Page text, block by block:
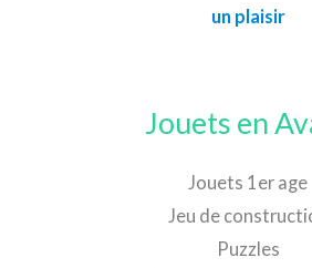
un plaisir
Jouets en
Jouets 1er age
Jeu de
Puzzles